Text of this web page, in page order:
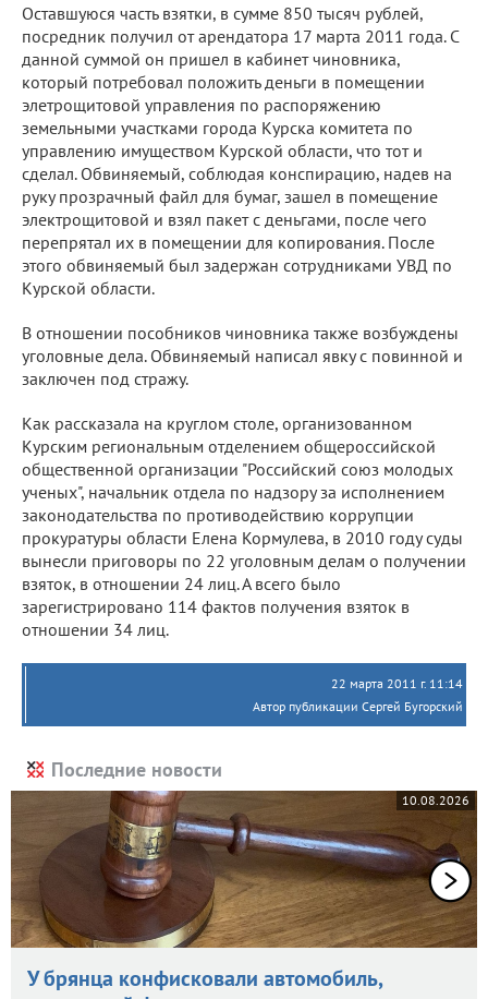
Оставшуюся часть взятки, в сумме 850 тысяч рублей,
посредник получил от арендатора 17 марта 2011 года. С
данной суммой он пришел в кабинет чиновника,
который потребовал положить деньги в помещении
элетрощитовой управления по распоряжению
земельными участками города Курска комитета по
управлению имуществом Курской области, что тот и
сделал. Обвиняемый, соблюдая конспирацию, надев на
руку прозрачный файл для бумаг, зашел в помещение
электрощитовой и взял пакет с деньгами, после чего
перепрятал их в помещении для копирования. После
этого обвиняемый был задержан сотрудниками УВД по
Курской области.
В отношении пособников чиновника также возбуждены
уголовные дела. Обвиняемый написал явку с повинной и
заключен под стражу.
Как рассказала на круглом столе, организованном
Курским региональным отделением общероссийской
общественной организации "Российский союз молодых
ученых", начальник отдела по надзору за исполнением
законодательства по противодействию коррупции
прокуратуры области Елена Кормулева, в 2010 году суды
вынесли приговоры по 22 уголовным делам о получении
взяток, в отношении 24 лиц. А всего было
зарегистрировано 114 фактов получения взяток в
отношении 34 лиц.
22 марта 2011 г. 11:14
Автор публикации Сергей Бугорский
Последние новости
10.08.2026
У брянца конфисковали автомобиль,